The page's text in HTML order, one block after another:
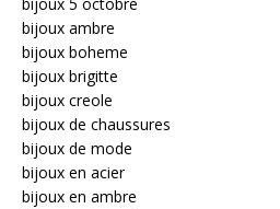
bijoux ambre
bijoux boheme
bijoux brigitte
bijoux creole
bijoux de chaussures
bijoux de mode
bijoux en acier
bijoux en ambre